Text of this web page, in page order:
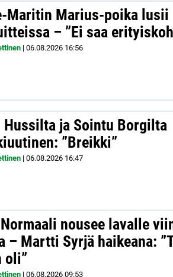
Maritin Marius-poika lusii
– ”Ei saa
| 06.08.2026 16:56
Hussilta ja Sointu Borgilta
”Breikki”
| 06.08.2026 16:47
nousee lavalle
– Martti Syrjä haikeana:
oli”
| 06.08.2026 09:53